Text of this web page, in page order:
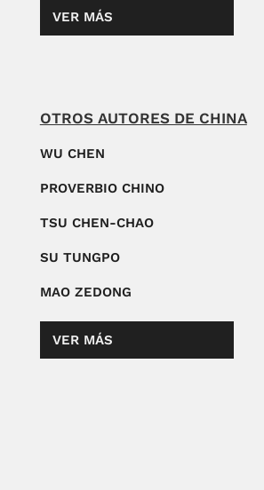
VER MÁS
OTROS AUTORES DE CHINA
WU CHEN
PROVERBIO CHINO
TSU CHEN-CHAO
SU TUNGPO
MAO ZEDONG
VER MÁS